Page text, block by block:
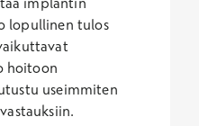
lopullinen tulos
hoitoon
useimmiten